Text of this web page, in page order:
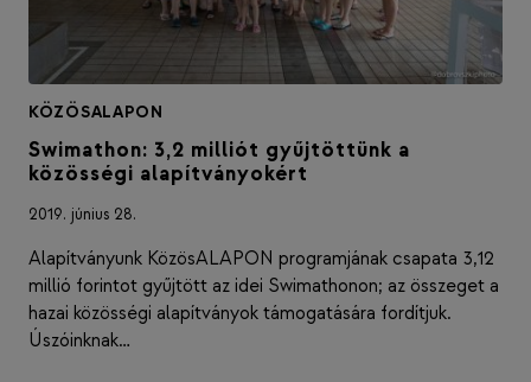
KÖZÖSALAPON
Swimathon: 3,2 milliót gyűjtöttünk a
közösségi alapítványokért
2019. június 28.
Alapítványunk KözösALAPON programjának csapata 3,12
millió forintot gyűjtött az idei Swimathonon; az összeget a
hazai közösségi alapítványok támogatására fordítjuk.
Úszóinknak…